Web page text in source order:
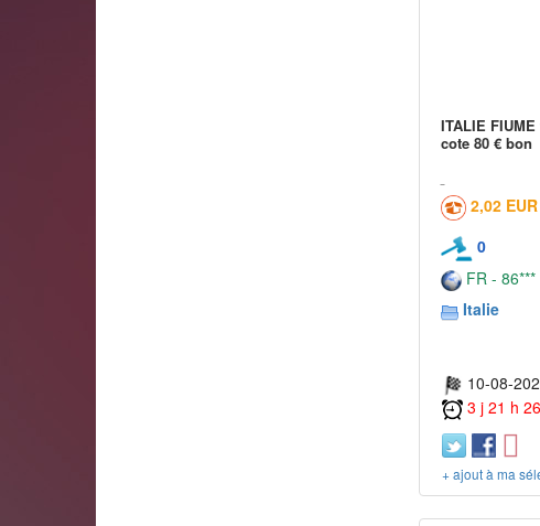
ITALIE
cote 80 € bon
2,02 EUR
0
FR - 86***
Italie
10-08-
3 j 21 h
+ ajout à ma